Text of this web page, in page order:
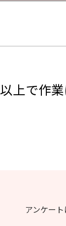
以上で作
アンケー